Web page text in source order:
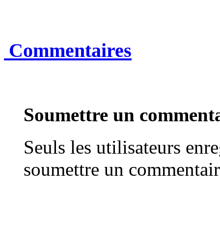
Commentaires
Soumettre un
Seuls les utilisateurs
soumettre un